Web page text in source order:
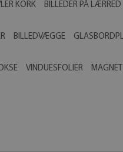
KORK BILLEDER PÅ LÆRRED
BILLEDVÆGGE
VINDUESFOLIER